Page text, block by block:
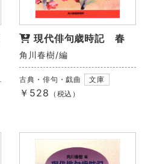
現代俳句歳時記 春
角川春樹/編
古典・俳句・戯曲 文庫
￥528 （税込）